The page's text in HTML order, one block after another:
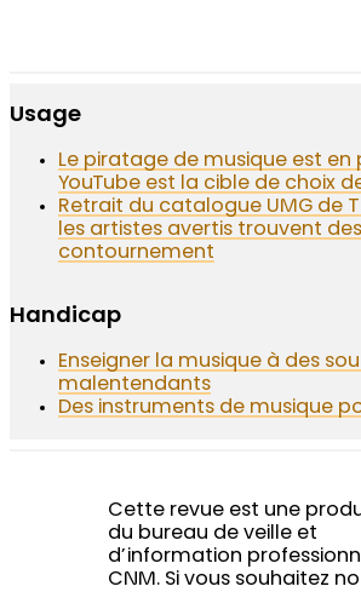
Usage
Le piratage de musique est en
YouTube est la cible de choix
Retrait du catalogue UMG de
les artistes avertis trouvent
contournement
Handicap
Enseigner la musique à des
malentendants
Des instruments de musique
Cette revue est une
du bureau de veille et
d’information
CNM. Si vous souhaitez